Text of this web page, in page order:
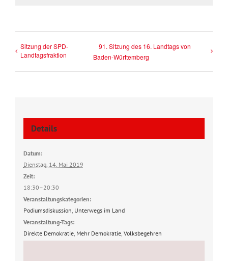
Sitzung der SPD-
Landtagsfraktion
91. Sitzung des 16. Landtags von
Baden-Württemberg
Details
Datum:
Dienstag, 14. Mai 2019
Zeit:
18:30–20:30
Veranstaltungskategorien:
Podiumsdiskussion Unterwegs im Land
Veranstaltung-Tags:
Direkte Demokratie, Mehr Demokratie, Volksbegehren